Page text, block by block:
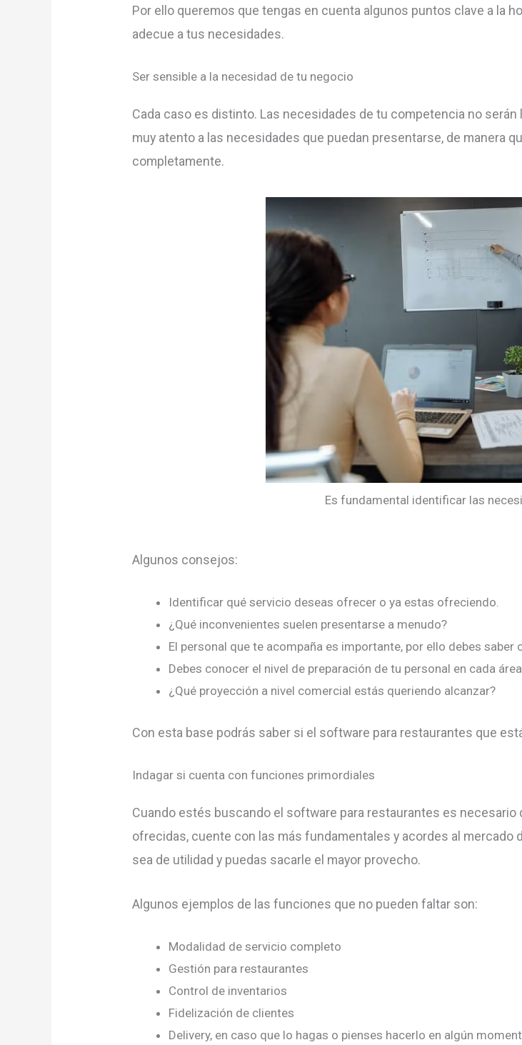
Por ello queremos que tengas en cuenta algunos puntos clave a la
adecue a tus necesidades.
Ser sensible a la necesidad de tu negocio
Cada caso es distinto. Las necesidades de tu competencia no
muy atento a las necesidades que puedan presentarse, de manera
completamente.
Es fundamental identificar las
Algunos consejos:
Identificar qué servicio deseas ofrecer o ya estas ofreciendo.
¿Qué inconvenientes suelen presentarse a menudo?
El personal que te acompaña es importante, por ello debes saber
Debes conocer el nivel de preparación de tu personal en cada
¿Qué proyección a nivel comercial estás queriendo alcanzar?
Con esta base podrás saber si el software para restaurantes que
Indagar si cuenta con funciones primordiales
Cuando estés buscando el software para restaurantes es
ofrecidas, cuente con las más fundamentales y acordes al mercado
sea de utilidad y puedas sacarle el mayor provecho.
Algunos ejemplos de las funciones que no pueden faltar son:
Modalidad de servicio completo
Gestión para restaurantes
Control de inventarios
Fidelización de clientes
Delivery, en caso que lo hagas o pienses hacerlo en algún